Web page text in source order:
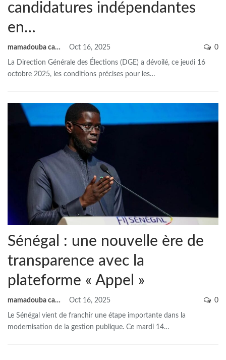
candidatures indépendantes
en…
mamadouba camara Oct 16, 2025 0
La Direction Générale des Élections (DGE) a dévoilé, ce jeudi 16
octobre 2025, les conditions précises pour les…
Sénégal : une nouvelle ère de
transparence avec la
plateforme « Appel »
mamadouba camara Oct 16, 2025 0
Le Sénégal vient de franchir une étape importante dans la
modernisation de la gestion publique. Ce mardi 14…